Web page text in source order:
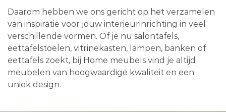
Daarom hebben we ons gericht op het verzamelen
van inspiratie voor jouw interieurinrichting in veel
verschillende vormen. Of je nu salontafels,
eettafelstoelen, vitrinekasten, lampen, banken of
eettafels zoekt, bij Home meubels vind je altijd
meubelen van hoogwaardige kwaliteit en een
uniek design.